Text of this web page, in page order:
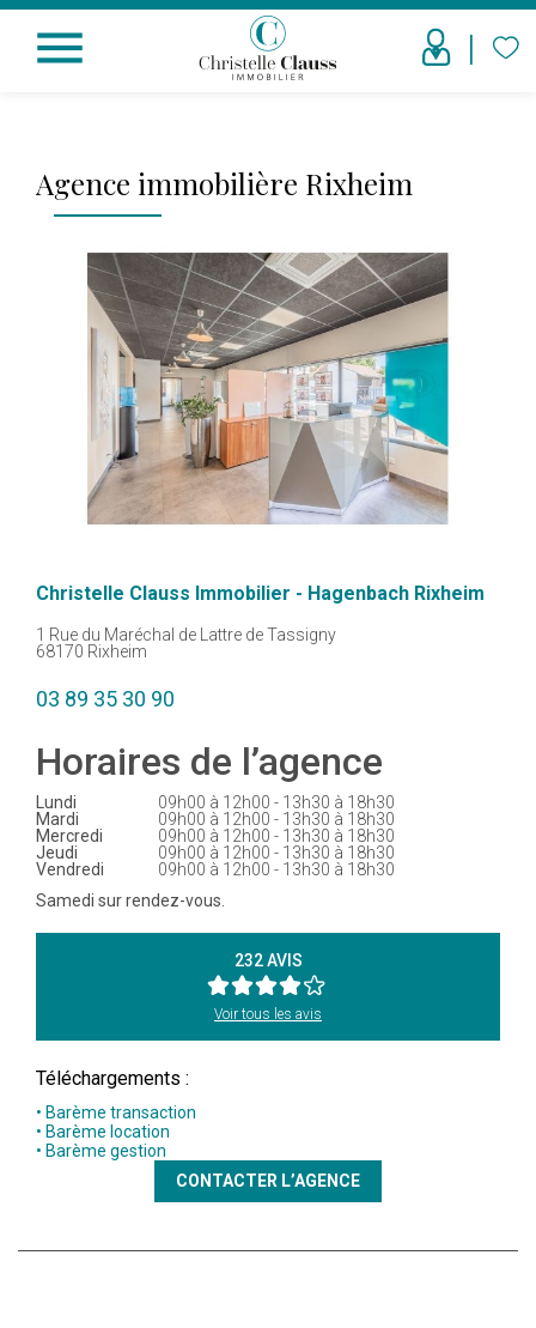
menu
Agence immobilière Rixheim
Christelle Clauss Immobilier - Hagenbach Rixheim
1 Rue du Maréchal de Lattre de Tassigny
68170 Rixheim
03 89 35 30 90
Horaires de l’agence
Lundi
09h00 à 12h00 - 13h30 à 18h30
Mardi
09h00 à 12h00 - 13h30 à 18h30
Mercredi
09h00 à 12h00 - 13h30 à 18h30
Jeudi
09h00 à 12h00 - 13h30 à 18h30
Vendredi
09h00 à 12h00 - 13h30 à 18h30
Samedi sur rendez-vous.
232 AVIS
Voir tous les avis
Téléchargements :
• Barème transaction
• Barème location
• Barème gestion
CONTACTER L’AGENCE